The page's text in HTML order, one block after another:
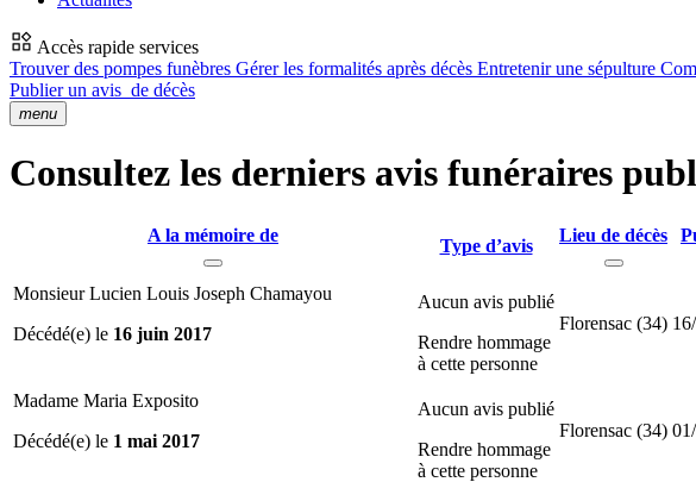
Accès rapide services
Trouver des pompes funèbres Gérer les formalités après décès Entretenir une sépulture
Publier un avis de décès
menu
Consultez les derniers avis funéraires
A la mémoire de
Type d’avis
Lieu de décès
Monsieur Lucien Louis Joseph Chamayou
Décédé(e) le 16 juin 2017
Aucun avis publié
Rendre hommage
à cette personne
Florensac (34)
Madame Maria Exposito
Décédé(e) le 1 mai 2017
Aucun avis publié
Rendre hommage
à cette personne
Florensac (34)